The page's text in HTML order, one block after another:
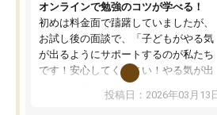
オンラインで勉強のコツが学べる！
初めは料金面で躊躇していましたが、
お試し後の面談で、「子どもがやる気
が出るようにサポートするのが私たち
です！安心してください！やる気が出
ないのは私たち講師の責任です」と言
ってくださり、確かに！と考えて、思
投稿日：2026年03月13